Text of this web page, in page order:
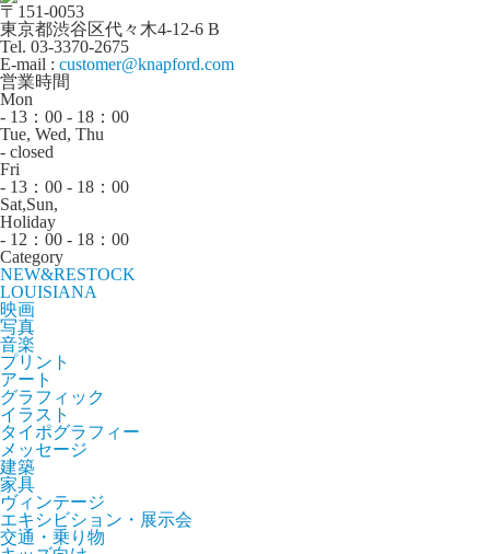
〒151-0053
東京都渋谷区代々木4-12-6 B
Tel. 03-3370-2675
E-mail : customer@knapford.com
営業時間
Mon
- 13：00 - 18：00
Tue, Wed, Thu
- closed
Fri
- 13：00 - 18：00
Sat,Sun,
Holiday
- 12：00 - 18：00
Category
NEW&RESTOCK
LOUISIANA
映画
写真
音楽
プリント
アート
グラフィック
イラスト
タイポグラフィー
メッセージ
建築
家具
ヴィンテージ
エキシビション・展示会
交通・乗り物